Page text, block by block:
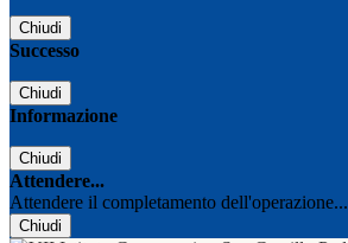
Chiudi
Successo
Chiudi
Informazione
Chiudi
Attendere...
Attendere il completamento dell'operazione...
Chiudi